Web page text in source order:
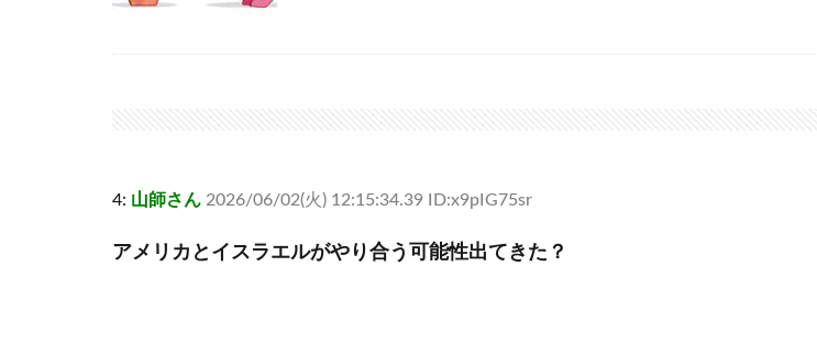
4: 山師さん 2026/06/02(火) 12:15:34.39 ID:x9pIG75sr
アメリカとイスラエルがやり合う可能性出てきた？